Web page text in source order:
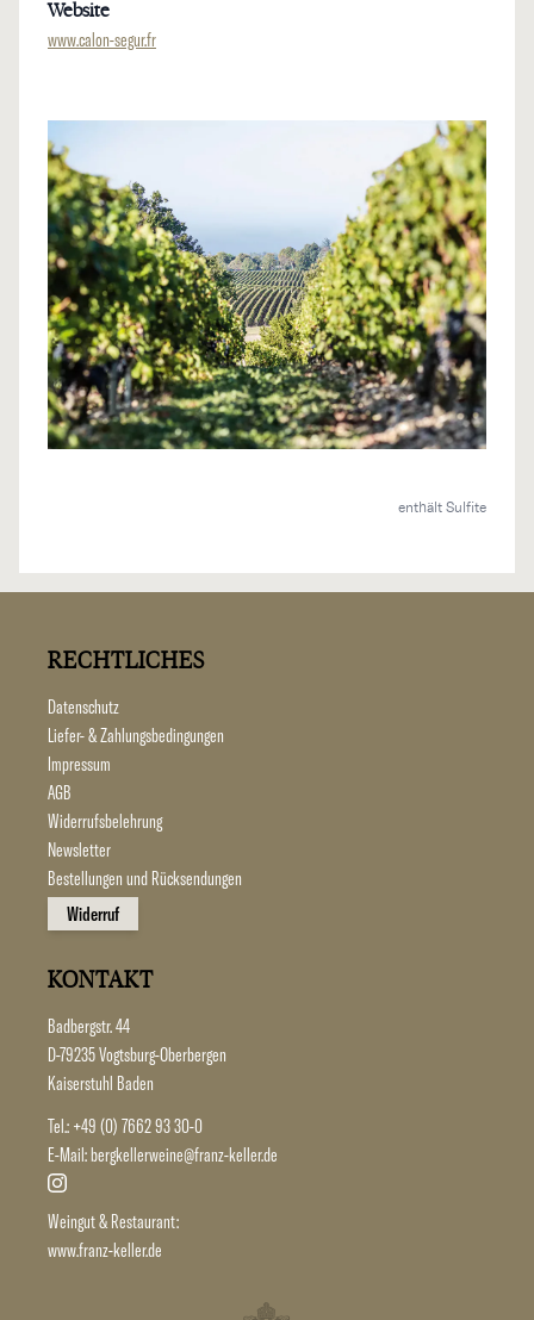
Website
www.calon-segur.fr
enthält Sulfite
RECHTLICHES
Datenschutz
Liefer- & Zahlungsbedingungen
Impressum
AGB
Widerrufsbelehrung
Newsletter
Bestellungen und Rücksendungen
Widerruf
KONTAKT
Badbergstr. 44
D-79235 Vogtsburg-Oberbergen
Kaiserstuhl Baden
Tel.: +49 (0) 7662 93 30-0
E-Mail:bergkellerweine@franz-keller.de
Weingut & Restaurant:
www.franz-keller.de